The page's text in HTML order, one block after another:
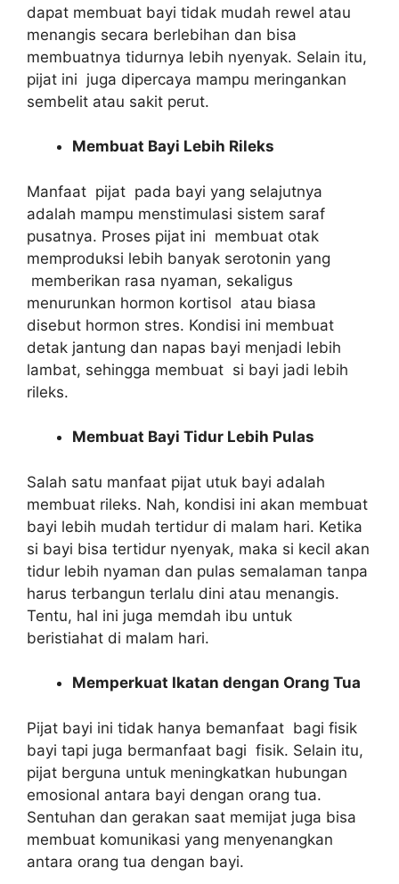
dapat membuat bayi tidak mudah rewel atau
menangis secara berlebihan dan bisa
membuatnya tidurnya lebih nyenyak. Selain itu,
pijat ini juga dipercaya mampu meringankan
sembelit atau sakit perut.
Membuat Bayi Lebih Rileks
Manfaat pijat pada bayi yang selajutnya
adalah mampu menstimulasi sistem saraf
pusatnya. Proses pijat ini membuat otak
memproduksi lebih banyak serotonin yang
memberikan rasa nyaman, sekaligus
menurunkan hormon kortisol atau biasa
disebut hormon stres. Kondisi ini membuat
detak jantung dan napas bayi menjadi lebih
lambat, sehingga membuat si bayi jadi lebih
rileks.
Membuat Bayi Tidur Lebih Pulas
Salah satu manfaat pijat utuk bayi adalah
membuat rileks. Nah, kondisi ini akan membuat
bayi lebih mudah tertidur di malam hari. Ketika
si bayi bisa tertidur nyenyak, maka si kecil akan
tidur lebih nyaman dan pulas semalaman tanpa
harus terbangun terlalu dini atau menangis.
Tentu, hal ini juga memdah ibu untuk
beristiahat di malam hari.
Memperkuat Ikatan dengan Orang Tua
Pijat bayi ini tidak hanya bemanfaat bagi fisik
bayi tapi juga bermanfaat bagi fisik. Selain itu,
pijat berguna untuk meningkatkan hubungan
emosional antara bayi dengan orang tua.
Sentuhan dan gerakan saat memijat juga bisa
membuat komunikasi yang menyenangkan
antara orang tua dengan bayi.